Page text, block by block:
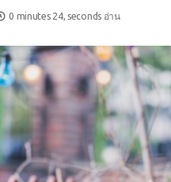
0 minutes 24, seconds อ่าน